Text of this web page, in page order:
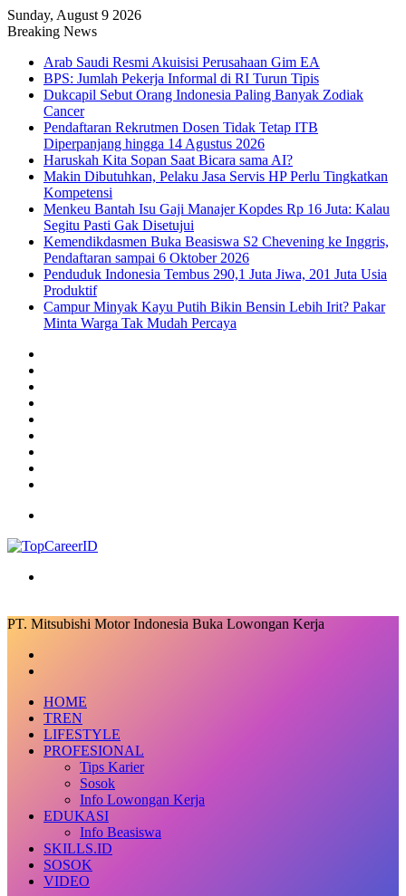
Sunday, August 9 2026
Breaking News
Arab Saudi Resmi Akuisisi Perusahaan Gim EA
BPS: Jumlah Pekerja Informal di RI Turun Tipis
Dukcapil Sebut Orang Indonesia Paling Banyak Zodiak
Cancer
Pendaftaran Rekrutmen Dosen Tidak Tetap ITB
Diperpanjang hingga 14 Agustus 2026
Haruskah Kita Sopan Saat Bicara sama AI?
Makin Dibutuhkan, Pelaku Jasa Servis HP Perlu Tingkatkan
Kompetensi
Menkeu Bantah Isu Gaji Manajer Kopdes Rp 16 Juta: Kalau
Segitu Pasti Gak Disetujui
Kemendikdasmen Buka Beasiswa S2 Chevening ke Inggris,
Pendaftaran sampai 6 Oktober 2026
Penduduk Indonesia Tembus 290,1 Juta Jiwa, 201 Juta Usia
Produktif
Campur Minyak Kayu Putih Bikin Bensin Lebih Irit? Pakar
Minta Warga Tak Mudah Percaya
PT. Mitsubishi Motor Indonesia Buka Lowongan Kerja
Email
HOME
TREN
LIFESTYLE
PROFESIONAL
Tips Karier
Sosok
Info Lowongan Kerja
EDUKASI
Info Beasiswa
SKILLS.ID
SOSOK
VIDEO